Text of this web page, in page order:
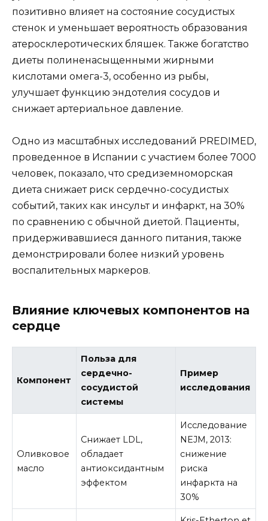
позитивно влияет на состояние сосудистых
стенок и уменьшает вероятность образования
атеросклеротических бляшек. Также богатство
диеты полиненасыщенными жирными
кислотами омега-3, особенно из рыбы,
улучшает функцию эндотелия сосудов и
снижает артериальное давление.
Одно из масштабных исследований PREDIMED,
проведенное в Испании с участием более 7000
человек, показало, что средиземноморская
диета снижает риск сердечно-сосудистых
событий, таких как инсульт и инфаркт, на 30%
по сравнению с обычной диетой. Пациенты,
придерживавшиеся данного питания, также
демонстрировали более низкий уровень
воспалительных маркеров.
Влияние ключевых компонентов на
сердце
Компонент
Польза для
сердечно-
сосудистой
системы
Пример
исследования
Оливковое
масло
Снижает LDL,
обладает
антиоксидантным
эффектом
Исследование
NEJM, 2013:
снижение
риска
инфаркта на
30%